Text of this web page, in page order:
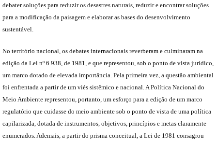
debater soluções para reduzir os desastres naturais, reduzir e encontrar soluções
para a modificação da paisagem e elaborar as bases do desenvolvimento
sustentável.
No território nacional, os debates internacionais reverberam e culminaram na
edição da Lei nº 6.938, de 1981, e que representou, sob o ponto de vista jurídico,
um marco dotado de elevada importância. Pela primeira vez, a questão ambiental
foi enfrentada a partir de um viés sistêmico e nacional. A Política Nacional do
Meio Ambiente representou, portanto, um esforço para a edição de um marco
regulatório que cuidasse do meio ambiente sob o ponto de vista de uma política
capilarizada, dotada de instrumentos, objetivos, princípios e metas claramente
enumerados. Ademais, a partir do prisma conceitual, a Lei de 1981 consagrou